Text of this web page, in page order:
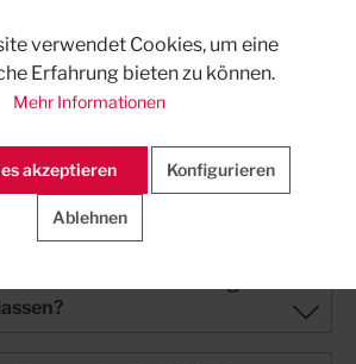
Rückstauschacht Typ Q -
verwendet Cookies, um eine
Erfahrung bieten zu können.
Mehr Informationen
akzeptieren Konfigurieren
Ablehnen